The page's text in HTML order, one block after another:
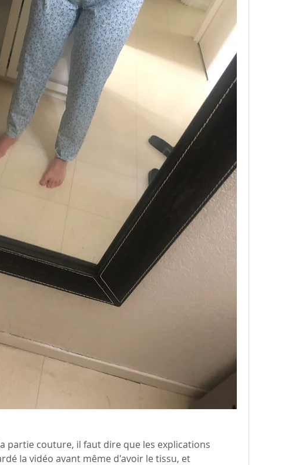
partie couture, il faut dire que les explications
la vidéo avant même d'avoir le tissu, et